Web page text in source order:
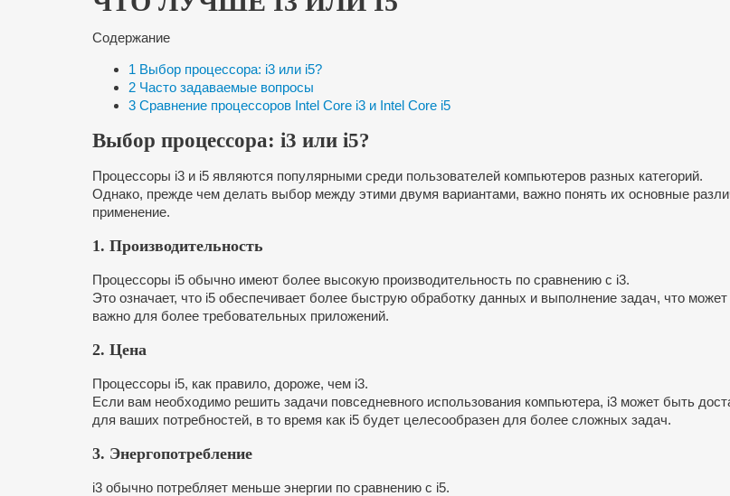
Содержание
1 Выбор процессора: i3 или i5?
2 Часто задаваемые вопросы
3 Сравнение процессоров Intel Core i3 и Intel Core i5
Выбор процессора: i3 или i5?
Процессоры i3 и i5 являются популярными среди пользователей компьютеров разных категорий.
Однако, прежде чем делать выбор между этими двумя вариантами, важно понять их основные
применение.
1. Производительность
Процессоры i5 обычно имеют более высокую производительность по сравнению с i3.
Это означает, что i5 обеспечивает более быструю обработку данных и выполнение задач, что
важно для более требовательных приложений.
2. Цена
Процессоры i5, как правило, дороже, чем i3.
Если вам необходимо решить задачи повседневного использования компьютера, i3 может быть
для ваших потребностей, в то время как i5 будет целесообразен для более сложных задач.
3. Энергопотребление
i3 обычно потребляет меньше энергии по сравнению с i5.